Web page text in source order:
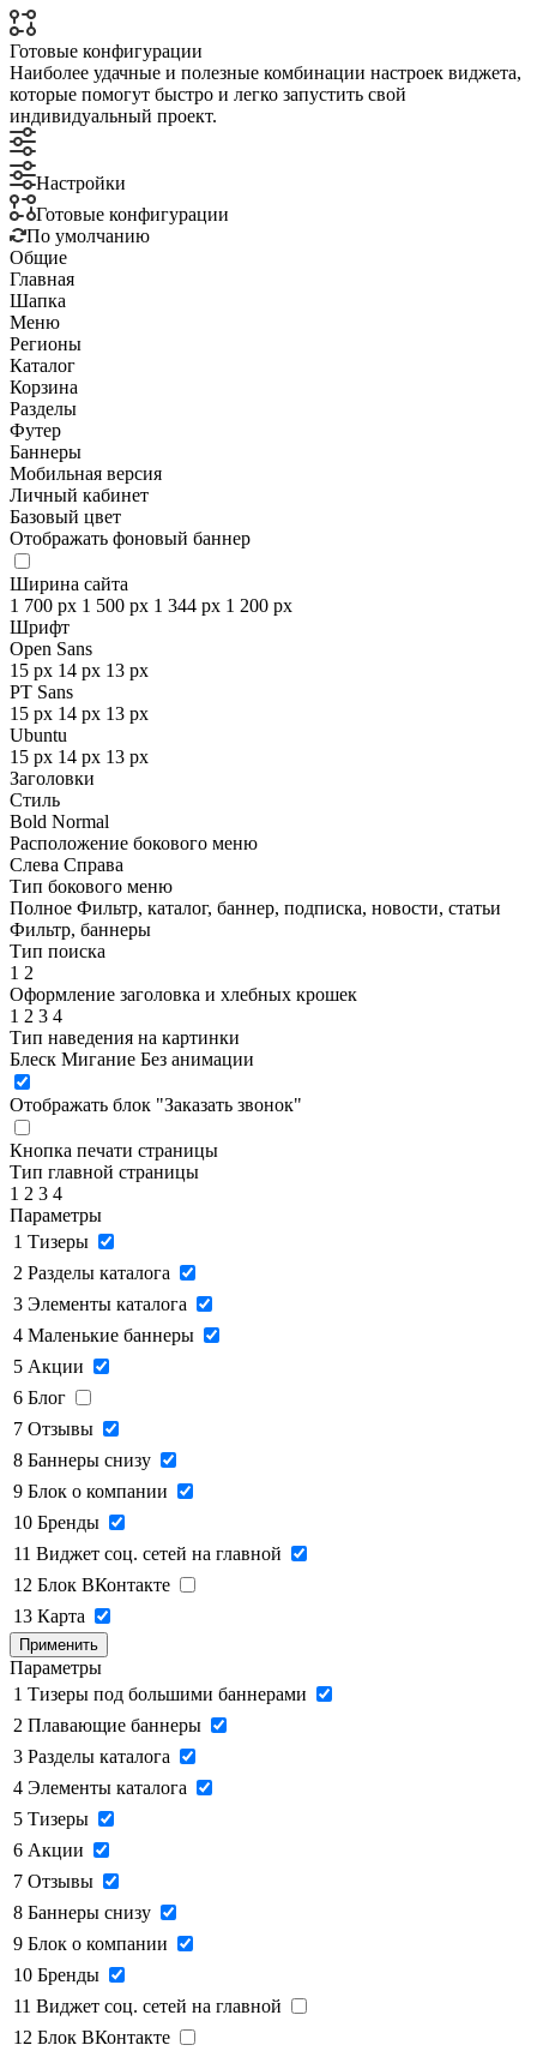
Готовые конфигурации
Наиболее удачные и полезные комбинации настроек виджета,
которые помогут быстро и легко запустить свой
индивидуальный проект.
Настройки
Готовые конфигурации
По умолчанию
Общие
Главная
Шапка
Меню
Регионы
Каталог
Корзина
Разделы
Футер
Баннеры
Мобильная версия
Личный кабинет
Базовый цвет
Отображать фоновый баннер
Ширина сайта
1 700 px 1 500 px 1 344 px 1 200 px
Шрифт
Open Sans
15 px 14 px 13 px
PT Sans
15 px 14 px 13 px
Ubuntu
15 px 14 px 13 px
Заголовки
Стиль
Bold Normal
Расположение бокового меню
Слева Справа
Тип бокового меню
Полное Фильтр, каталог, баннер, подписка, новости, статьи
Фильтр, баннеры
Тип поиска
1 2
Оформление заголовка и хлебных крошек
1 2 3 4
Тип наведения на картинки
Блеск Мигание Без анимации
Отображать блок "Заказать звонок"
Кнопка печати страницы
Тип главной страницы
1 2 3 4
Параметры
1 Тизеры
2 Разделы каталога
3 Элементы каталога
4 Маленькие баннеры
5 Акции
6 Блог
7 Отзывы
8 Баннеры снизу
9 Блок о компании
10 Бренды
11 Виджет соц. сетей на главной
12 Блок ВКонтакте
13 Карта
Применить
Параметры
1 Тизеры под большими баннерами
2 Плавающие баннеры
3 Разделы каталога
4 Элементы каталога
5 Тизеры
6 Акции
7 Отзывы
8 Баннеры снизу
9 Блок о компании
10 Бренды
11 Виджет соц. сетей на главной
12 Блок ВКонтакте